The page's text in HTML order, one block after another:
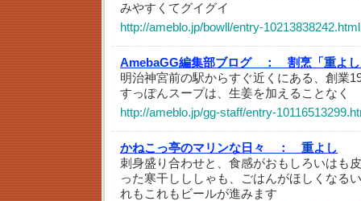
みやすくてグイグイ
http://ameblo.jp/bowll/entry-10213838242.html
AmebaGG編集部ブログ ：
割烹「重よ
明治神宮前の駅からすぐ近くにある、創業
すっぽんスープは、生姜を加えることなく
http://ameblo.jp/gg-staff/entry-
かねこっ亭のマリンな日々 ：
重よし
刺身盛り合わせと、食感がおもしろいはも
った寒干しししゃも、ごはんがほしくなる
れもこれもビールが進みます